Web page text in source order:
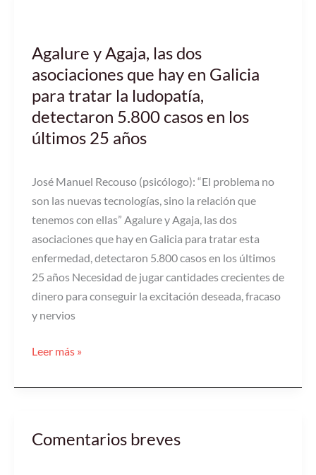
Agalure y Agaja, las dos
asociaciones que hay en Galicia
para tratar la ludopatía,
detectaron 5.800 casos en los
últimos 25 años
José Manuel Recouso (psicólogo): “El problema no
son las nuevas tecnologías, sino la relación que
tenemos con ellas” Agalure y Agaja, las dos
asociaciones que hay en Galicia para tratar esta
enfermedad, detectaron 5.800 casos en los últimos
25 años Necesidad de jugar cantidades crecientes de
dinero para conseguir la excitación deseada, fracaso
y nervios
Agaja,
las
dos
asociaciones
que
hay
Galicia
para
tratar
la
ludopatía,
detectaron
5.800
casos
los
Leer más »
Comentarios breves
Comentarios